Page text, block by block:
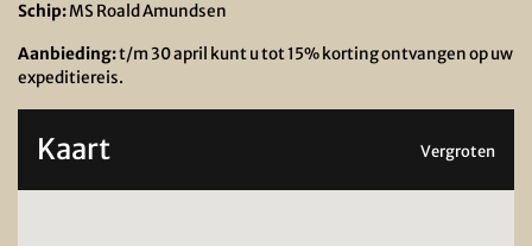
Schip:MS Roald Amundsen
Aanbieding:t/m 30 april kunt u tot 15% korting ontvangen op uw
expeditiereis.
Kaart Vergroten